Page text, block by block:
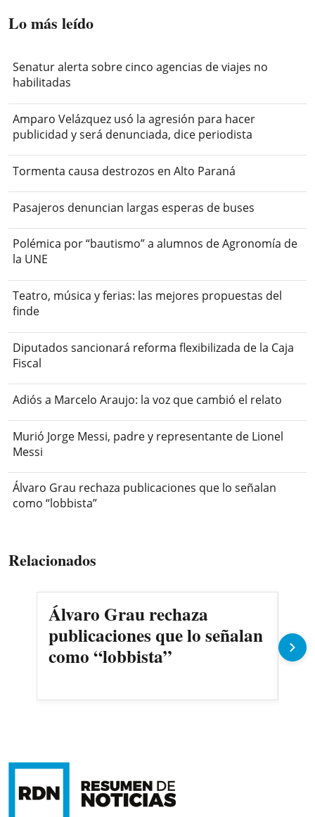
Lo más leído
Senatur alerta sobre cinco agencias de viajes no
habilitadas
Amparo Velázquez usó la agresión para hacer
publicidad y será denunciada, dice periodista
Tormenta causa destrozos en Alto Paraná
Pasajeros denuncian largas esperas de buses
Polémica por “bautismo” a alumnos de Agronomía de
la UNE
Teatro, música y ferias: las mejores propuestas del
finde
Diputados sancionará reforma flexibilizada de la Caja
Fiscal
Adiós a Marcelo Araujo: la voz que cambió el relato
Murió Jorge Messi, padre y representante de Lionel
Messi
Álvaro Grau rechaza publicaciones que lo señalan
como “lobbista”
Relacionados
Álvaro Grau rechaza
publicaciones que lo señalan
como “lobbista”